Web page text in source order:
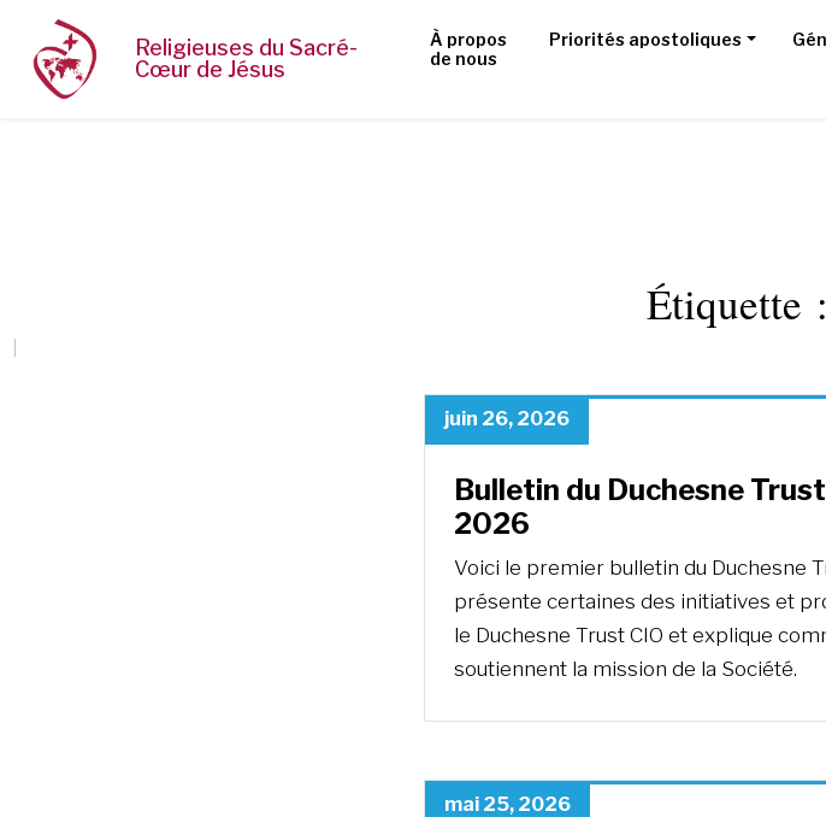
Religieuses du Sacré-
Cœur de Jésus
À propos
de nous
Priorités apostoliques
Étiquette :
juin 26, 2026
Bulletin du Duchesne
2026
Voici le premier bulletin du Duchesne
présente certaines des initiatives et
le Duchesne Trust CIO et explique
soutiennent la mission de la Société.
mai 25, 2026